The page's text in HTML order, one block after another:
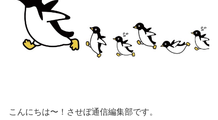
こんにちは〜！させぼ通信編集部です。